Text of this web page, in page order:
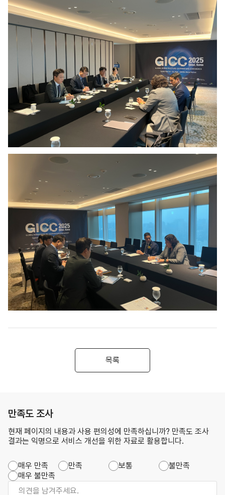
목록
만족도 조사
현재 페이지의 내용과 사용 편의성에 만족하십니까? 만족도 조사
결과는 익명으로 서비스 개선을 위한 자료로 활용합니다.
매우 만족 만족 보통
불만족
매우 불만족